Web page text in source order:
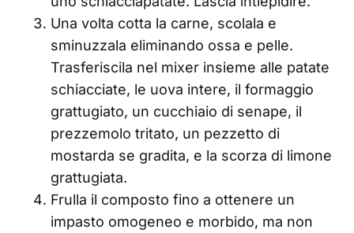
Una volta cotta la carne, scolala e
sminuzzala eliminando ossa e pelle.
Trasferiscila nel mixer insieme alle patate
schiacciate, le uova intere, il formaggio
grattugiato, un cucchiaio di senape, il
prezzemolo tritato, un pezzetto di
mostarda se gradita, e la scorza di limone
grattugiata.
Frulla il composto fino a ottenere un
impasto omogeneo e morbido, ma non